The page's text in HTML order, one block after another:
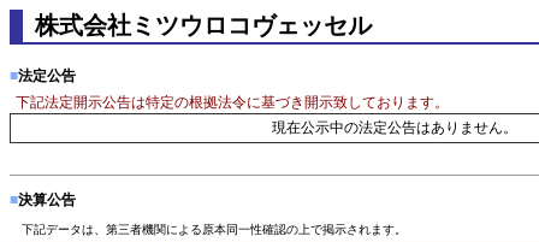
株式会社ミツウロコヴェッセル
■法定公告
下記法定開示公告は特定の根拠法令に基づき開示致しております。
現在公示中の法定公告はありません。
■決算公告
下記データは、第三者機関による原本同一性確認の上で掲示されます。